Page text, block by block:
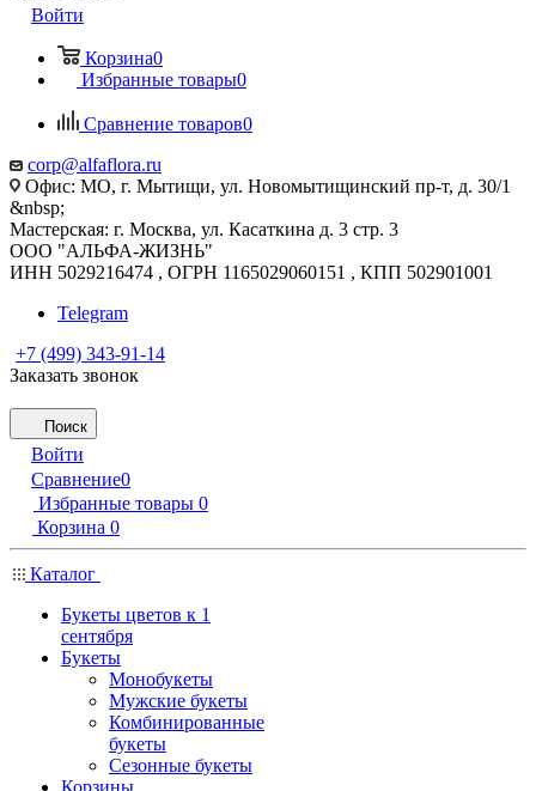
Войти
Корзина0
Избранные товары0
Сравнение товаров0
corp@alfaflora.ru
Офис: МО, г. Мытищи, ул. Новомытищинский пр-т, д. 30/1
&nbsp;
Мастерская: г. Москва, ул. Касаткина д. 3 стр. 3
ООО "АЛЬФА-ЖИЗНЬ"
ИНН 5029216474 , ОГРН 1165029060151 , КПП 502901001
Telegram
+7 (499) 343-91-14
Заказать звонок
Поиск
Войти
Сравнение0
Избранные товары 0
Корзина 0
Каталог
Букеты цветов к 1
сентября
Букеты
Монобукеты
Мужские букеты
Комбинированные
букеты
Сезонные букеты
Корзины